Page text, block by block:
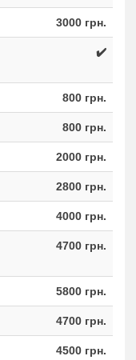
3000 грн.
✔️
800 грн.
800 грн.
2000 грн.
2800 грн.
4000 грн.
4700 грн.
5800 грн.
4700 грн.
4500 грн.